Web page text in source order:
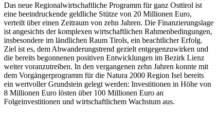
Das neue Regionalwirtschaftliche Programm für ganz Osttirol ist
eine beeindruckende geldliche Stütze von 20 Millionen Euro,
verteilt über einen Zeitraum von zehn Jahren. Die Finanzierungslage
ist angesichts der komplexen wirtschaftlichen Rahmenbedingungen,
insbesondere im ländlichen Raum Tirols, ein beachtlicher Erfolg.
Ziel ist es, dem Abwanderungstrend gezielt entgegenzuwirken und
die bereits begonnenen positiven Entwicklungen im Bezirk Lienz
weiter voranzutreiben. In den vergangenen zehn Jahren konnte mit
dem Vorgängerprogramm für die Natura 2000 Region Isel bereits
ein wertvoller Grundstein gelegt werden: Investitionen in Höhe von
8 Millionen Euro lösten über 100 Millionen Euro an
Folgeinvestitionen und wirtschaftlichem Wachstum aus.